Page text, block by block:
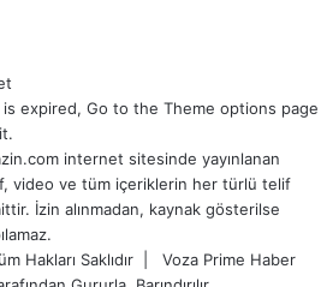
expired, Go to the Theme options page
internet sitesinde yayınlanan
video ve tüm içeriklerin her türlü telif
İzin alınmadan, kaynak gösterilse
Hakları Saklıdır | Voza Prime Haber